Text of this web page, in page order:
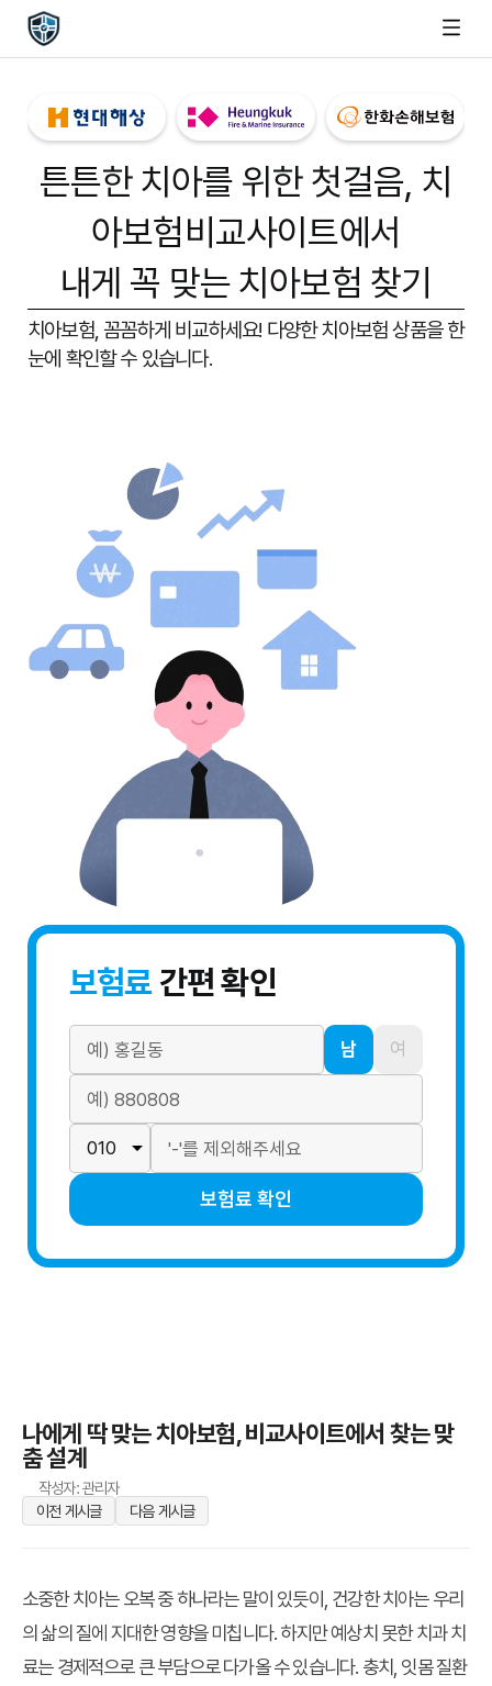
튼튼한 치아를 위한 첫걸음, 치
아보험비교사이트에서
내게 꼭 맞는 치아보험 찾기
치아보험, 꼼꼼하게 비교하세요! 다양한 치아보험 상품을 한
눈에 확인할 수 있습니다.
보험료간편 확인
남 여
보험료 확인
나에게 딱 맞는 치아보험, 비교사이트에서 찾는 맞
춤 설계
작성자: 관리자
이전 게시글
다음 게시글
소중한 치아는 오복 중 하나라는 말이 있듯이, 건강한 치아는 우리
의 삶의 질에 지대한 영향을 미칩니다. 하지만 예상치 못한 치과 치
료는 경제적으로 큰 부담으로 다가올 수 있습니다. 충치, 잇몸 질환